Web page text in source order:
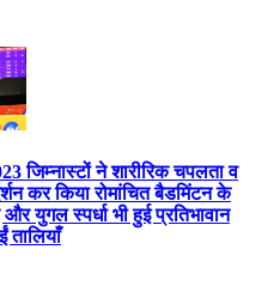
जिम्नास्टों ने शारीरिक चपलता व
कर किया रोमांचित बैडमिंटन के
युगल स्पर्धा भी हुई प्रतिभावान